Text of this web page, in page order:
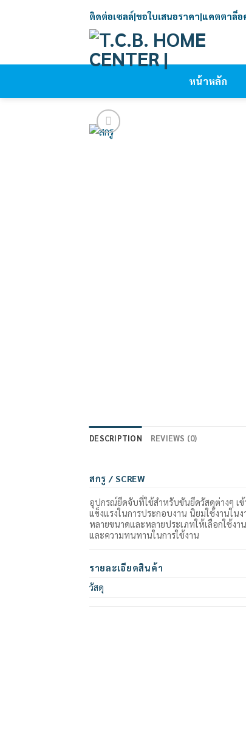
ติดต่อเซลล์|ขอใบเสนอราคา|แคตตาล็อ
หน้าหลัก
DESCRIPTION REVIEWS (0)
สกรู / SCREW
อุปกรณ์ยึดจับที่ใช้สำหรับขันยึดวัสดุต่างๆ เ
แข็งแรงในการประกอบงาน นิยมใช้งานใน
หลายขนาดและหลายประเภทให้เลือกใช้ง
และความทนทานในการใช้งาน
รายละเอียดสินค้า
วัสดุ